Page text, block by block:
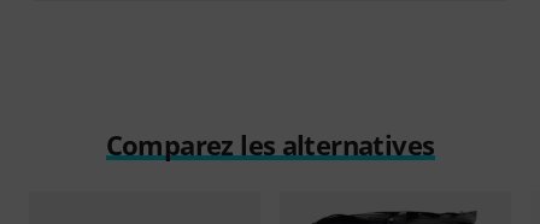
Comparez les alternatives